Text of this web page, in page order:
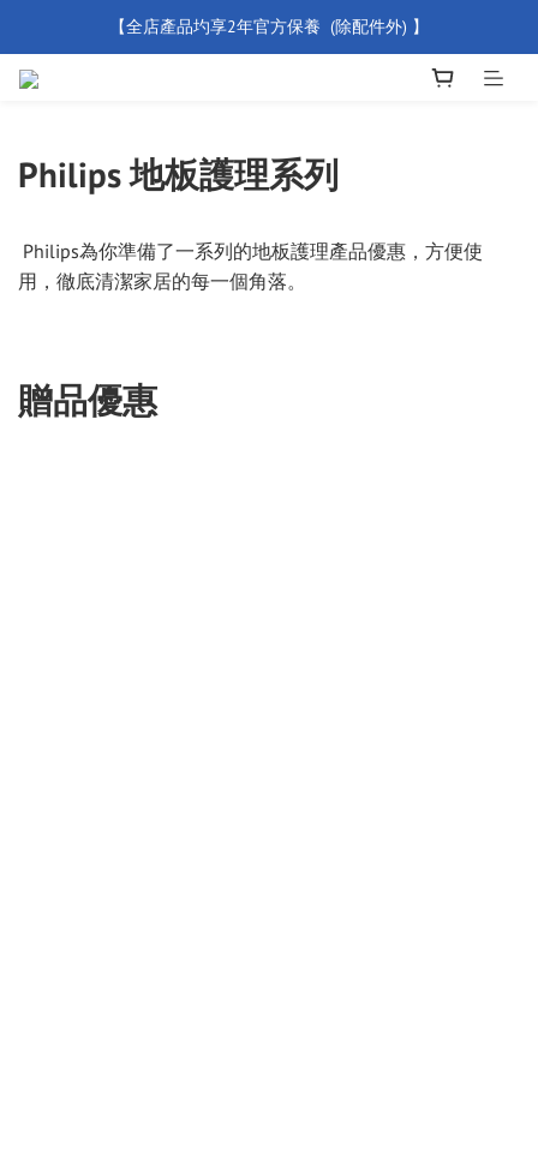
【買滿 $500 免運費】
【全店產品圴享2年官方保養  (除配件外) 】
Philips 地板護理系列
Philips為你準備了一系列的地板護理產品優惠，方便使
用，徹底清潔家居的每一個角落。
贈品優惠